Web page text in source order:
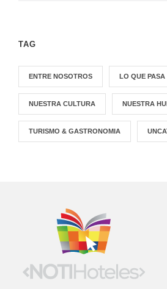
TAG
ENTRE NOSOTROS LO QUE PASA
NUESTRA CULTURA NUESTRA
TURISMO & GASTRONOMIA